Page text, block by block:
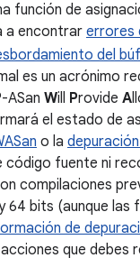
función de
a encontrar errores
del
es un acrónimo
ASan Will Provide A
el estado de
o la
código fuente ni
compilaciones
64 bits (aunque las
de
que debes